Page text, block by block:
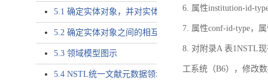
5.1 确定实体对象，并对实体对象命名
5.2 确定实体对象之间的相互关系，定义实体对象之间的
5.3 领域模型图示
5.4 NSTL统一文献元数据领域模型的验证
6. 属性institution-id-
7. 属性conf-id-type，
8. 对附录A 表1NSTL
工系统（B6），修改